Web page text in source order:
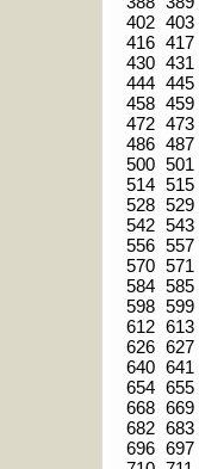
402 403
416 417
430 431
444 445
458 459
472 473
486 487
500 501
514 515
528 529
542 543
556 557
570 571
584 585
598 599
612 613
626 627
640 641
654 655
668 669
682 683
696 697